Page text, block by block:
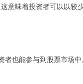
意味着投资者可以以
也能参与到股票市场